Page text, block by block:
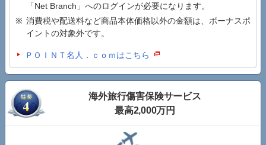
「Net Branch」へのログインが必要になります。
消費税や配送料など商品本体価格以外の金額は、ボーナスポ
イントの対象外です。
ＰＯＩＮＴ名人．ｃｏｍはこちら
海外旅行傷害保険サービス
最高2,000万円